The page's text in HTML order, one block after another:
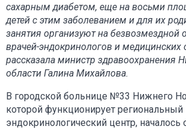
сахарным диабетом, еще на восьми
детей с этим заболеванием и для их
занятия организуют на безвозмездной
врачей-эндокринологов и медицинских
рассказала министр здравоохранения
области Галина Михайлова.
В городской больнице №33 Нижнего
которой функционирует региональный
эндокринологический центр, началось